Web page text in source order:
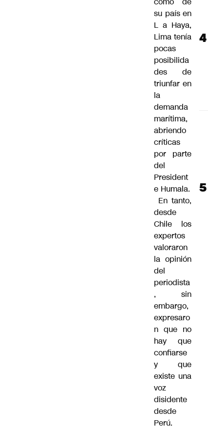
su país en
L a Haya,
Lima tenía
pocas
posibilida
des de
triunfar en
la
demanda
marítima,
abriendo
críticas
por parte
del
President
e Humala.
En tanto,
desde
Chile los
expertos
valoraron
la opinión
del
periodista
, sin
embargo,
expresaro
n que no
hay que
confiarse
y que
existe una
voz
disidente
desde
Perú.